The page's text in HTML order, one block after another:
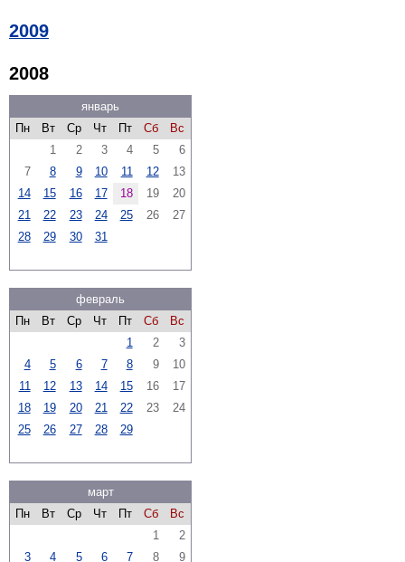
2009
2008
январь
Пн
Вт Ср Чт Пт Сб
Вс
1
2 3 4 5
6
7
8 9 10 11 12
13
14
15 16 17 18 19
20
21
22 23 24 25 26
27
28
29 30 31
февраль
Пн
Вт Ср Чт Пт Сб
Вс
1
2
3
4
5 6 7 8 9
10
11
12 13 14 15 16
17
18
19 20 21 22 23
24
25
26 27 28 29
март
Пн
Вт Ср Чт Пт Сб
Вс
1
2
3
4 5 6 7 8 9